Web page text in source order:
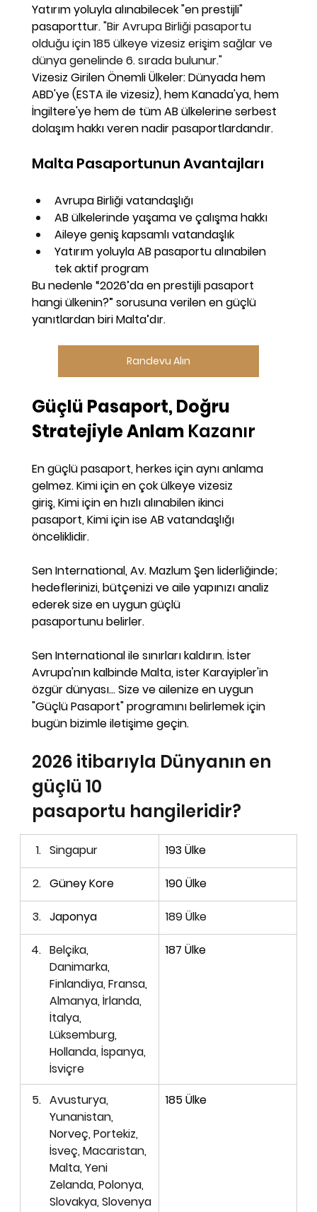
Yatırım yoluyla alınabilecek "en prestijli"
pasaporttur. "Bir Avrupa Birliği pasaportu
olduğu için 185 ülkeye vizesiz erişim sağlar ve
dünya genelinde 6. sırada bulunur."
Vizesiz Girilen Önemli Ülkeler: Dünyada hem
ABD'ye (ESTA ile vizesiz), hem Kanada'ya, hem
İngiltere'ye hem de tüm AB ülkelerine serbest
dolaşım hakkı veren nadir pasaportlardandır.
Malta Pasaportunun Avantajları
Avrupa Birliği vatandaşlığı
AB ülkelerinde yaşama ve çalışma hakkı
Aileye geniş kapsamlı vatandaşlık
Yatırım yoluyla AB pasaportu alınabilen
tek aktif program
Bu nedenle “2026’da en prestijli pasaport
hangi ülkenin?” sorusuna verilen en güçlü
yanıtlardan biri Malta’dır.
Randevu Alın
Güçlü Pasaport, Doğru
Stratejiyle Anlam Kazanır
En güçlü pasaport, herkes için aynı anlama
gelmez. Kimi için en çok ülkeye vizesiz
giriş, Kimi için en hızlı alınabilen ikinci
pasaport, Kimi için ise AB vatandaşlığı
önceliklidir.
Sen International, Av. Mazlum Şen liderliğinde;
hedeflerinizi, bütçenizi ve aile yapınızı analiz
ederek size en uygun güçlü
pasaportunu belirler.
Sen International ile sınırları kaldırın. İster
Avrupa'nın kalbinde Malta, ister Karayipler'in
özgür dünyası... Size ve ailenize en uygun
"Güçlü Pasaport" programını belirlemek için
bugün bizimle iletişime geçin.
2026 itibarıyla Dünyanın en
güçlü 10
pasaportu hangileridir?
Singapur 193 Ülke
Güney Kore 190 Ülke
Japonya 189 Ülke
Belçika,
Danimarka,
Finlandiya, Fransa,
Almanya, İrlanda,
İtalya,
Lüksemburg,
Hollanda, İspanya,
İsviçre
187 Ülke
Avusturya,
Yunanistan,
Norveç, Portekiz,
İsveç, Macaristan,
Malta, Yeni
Zelanda, Polonya,
Slovakya, Slovenya
185 Ülke